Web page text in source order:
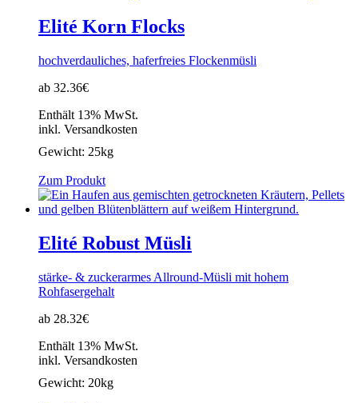
Elité Korn Flocks
hochverdauliches, haferfreies Flockenmüsli
ab 32.36€
Enthält 13% MwSt.
inkl. Versandkosten
Gewicht: 25kg
Zum Produkt
Elité Robust Müsli
stärke- & zuckerarmes Allround-Müsli mit hohem
Rohfasergehalt
ab 28.32€
Enthält 13% MwSt.
inkl. Versandkosten
Gewicht: 20kg